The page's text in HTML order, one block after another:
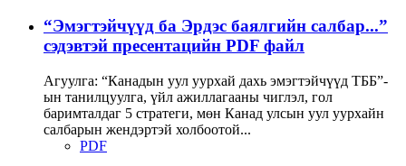
“Эмэгтэйчүүд ба Эрдэс баялгийн салбар...”
сэдэвтэй пресентацийн PDF файл
Агуулга: “Канадын уул уурхай дахь эмэгтэйчүүд ТББ”-
ын танилцуулга, үйл ажиллагааны чиглэл, гол
баримталдаг 5 стратеги, мөн Канад улсын уул уурхайн
салбарын жендэртэй холбоотой...
PDF